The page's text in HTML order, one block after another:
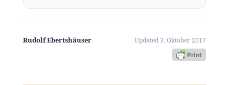
Rudolf Ebertshäuser Updated 3. Oktober 2017